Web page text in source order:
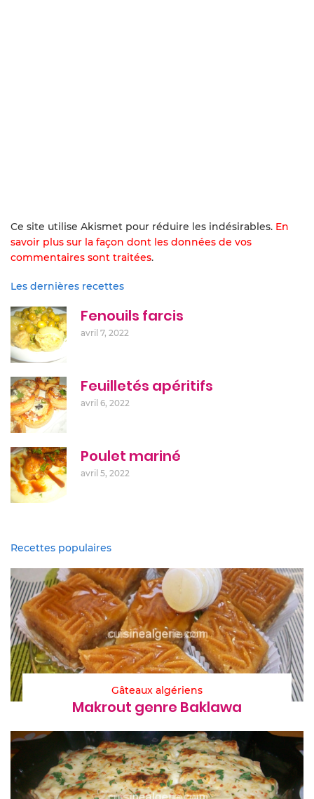
Ce site utilise Akismet pour réduire les indésirables. En
savoir plus sur la façon dont les données de vos
commentaires sont traitées.
Les dernières recettes
Fenouils farcis
avril 7, 2022
Feuilletés apéritifs
avril 6, 2022
Poulet mariné
avril 5, 2022
Recettes populaires
Gâteaux algériens
Makrout genre Baklawa